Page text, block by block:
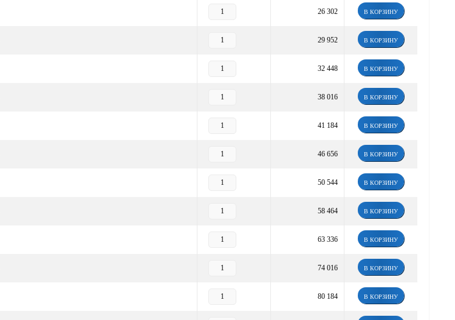
26 302 В КОРЗИНУ
29 952 В КОРЗИНУ
32 448 В КОРЗИНУ
38 016 В КОРЗИНУ
41 184 В КОРЗИНУ
46 656 В КОРЗИНУ
50 544 В КОРЗИНУ
58 464 В КОРЗИНУ
63 336 В КОРЗИНУ
74 016 В КОРЗИНУ
80 184 В КОРЗИНУ